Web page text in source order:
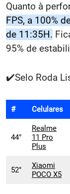
Quanto à
FPS, a 100%
de 11:35H.
95% de
✔️Selo Roda
# Celulares
44°
Realme
11 Pro
Plus
52°
Xiaomi
POCO X5